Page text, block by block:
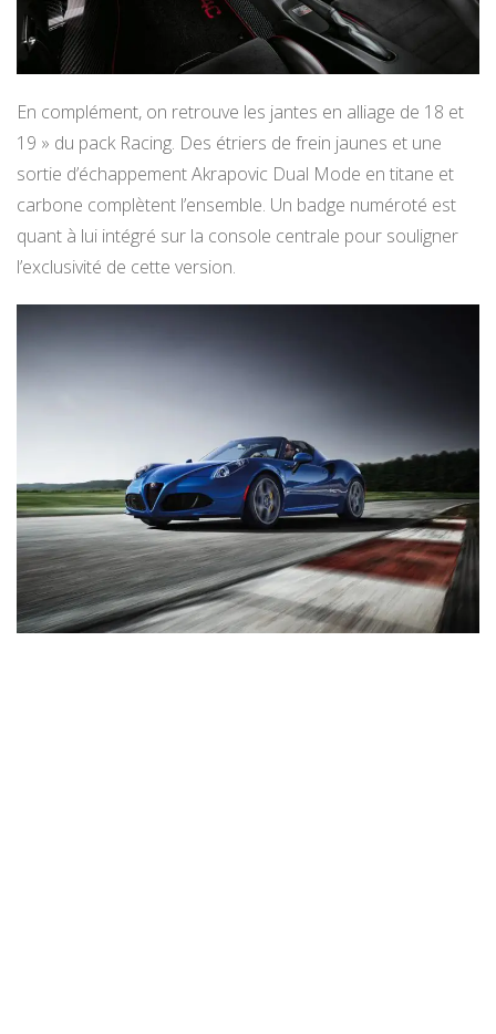
En complément, on retrouve les jantes en alliage de 18 et
19 » du pack Racing. Des étriers de frein jaunes et une
sortie d’échappement Akrapovic Dual Mode en titane et
carbone complètent l’ensemble. Un badge numéroté est
quant à lui intégré sur la console centrale pour souligner
l’exclusivité de cette version.